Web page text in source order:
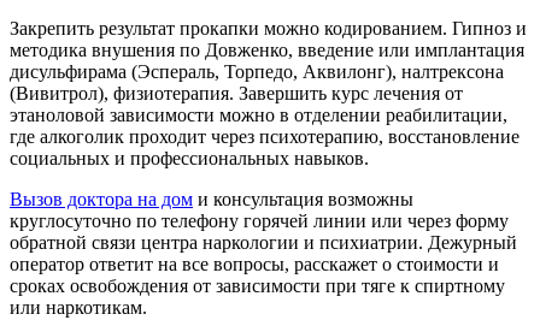
Закрепить результат прокапки можно кодированием. Гипноз и
методика внушения по Довженко, введение или имплантация
дисульфирама (Эспераль, Торпедо, Аквилонг), налтрексона
(Вивитрол), физиотерапия. Завершить курс лечения от
этаноловой зависимости можно в отделении реабилитации,
где алкоголик проходит через психотерапию, восстановление
социальных и профессиональных навыков.
Вызов доктора на дом и консультация возможны
круглосуточно по телефону горячей линии или через форму
обратной связи центра наркологии и психиатрии. Дежурный
оператор ответит на все вопросы, расскажет о стоимости и
сроках освобождения от зависимости при тяге к спиртному
или наркотикам.